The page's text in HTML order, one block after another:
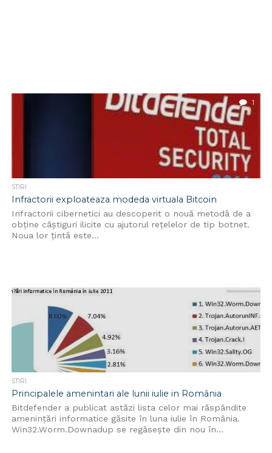
1
STIRI
Infractorii exploateaza modeda virtuala Bitcoin
Infractorii cibernetici au descoperit o nouă metodă de a
obţine câştiguri ilicite cu ajutorul reţelelor de tip botnet.
Noua lor ţintă este...
STIRI
Principalele amenintari ale lunii iulie in România
Bitdefender a publicat astăzi lista celor mai răspândite
ameninţări informatice găsite în luna iulie în România.
Win32.Worm.Downadup se regăsește din nou în...